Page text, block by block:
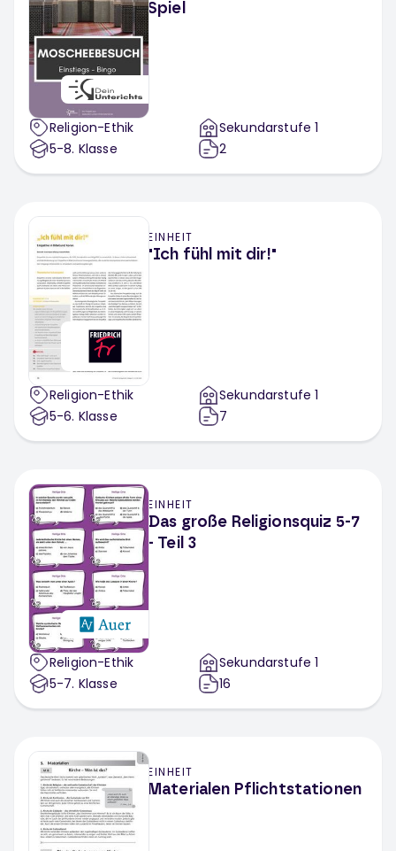
Spiel
Religion-Ethik
5-8. Klasse
Sekundarstufe 1
2
EINHEIT
"Ich fühl mit dir!"
Religion-Ethik
5-6. Klasse
Sekundarstufe 1
7
EINHEIT
Das große Religionsquiz 5-7
- Teil 3
Religion-Ethik
5-7. Klasse
Sekundarstufe 1
16
EINHEIT
Materialen Pflichtstationen